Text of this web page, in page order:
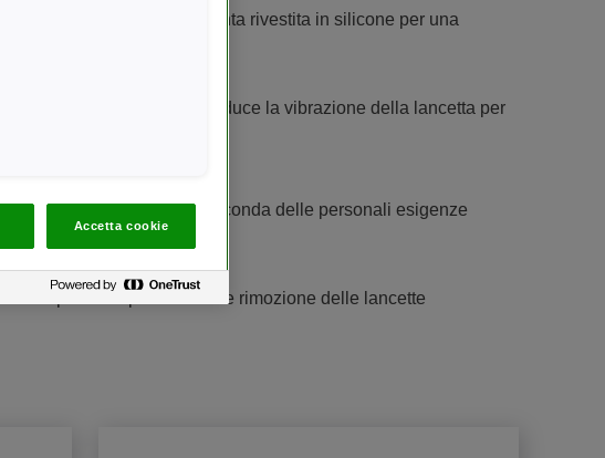
dal calibro fine (30G) con punta rivestita in silicone per una
Guidance Technology reduce la vibrazione della lancetta per
profondità impostabili a seconda delle personali esigenze
dell’espulsione per una facile rimozione delle lancette
Accetta cookie